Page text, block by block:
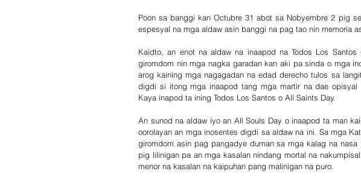
Poon sa banggi kan Octubre 31 abot sa Nobyembre 2 pig
espesyal na mga aldaw asin banggi na pag tao nin memoria
Kaidto, an enot na aldaw na inaapod na Todos Los
giromdom nin mga nagka garadan kan aki pa sinda o mga
arog kaining mga nagagadan na edad derecho tulos sa
digdi si itong mga inaapod tang mga martir na dae opisyal
Kaya inapod ta ining Todos Los Santos o All Saints Day.
An sunod na aldaw iyo an All Souls Day o inaapod ta man
oorolayan an mga inosentes digdi sa aldaw na ini. Sa mga
giromdom asin pag pangadye duman sa mga kalag na
pig lilinigan pa an mga kasalan nindang mortal na
menor na kasalan na kaipuhan pang malinigan na puro.